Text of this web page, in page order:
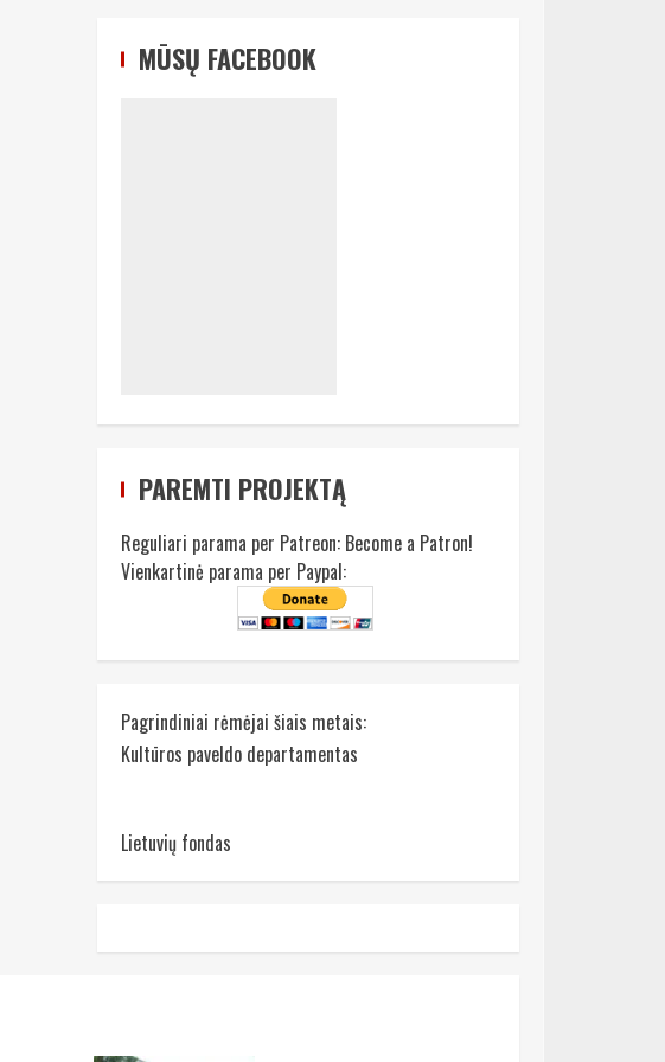
MŪSŲ FACEBOOK
PAREMTI PROJEKTĄ
Reguliari parama per Patreon: Become a Patron!
Vienkartinė parama per Paypal:
Pagrindiniai rėmėjai šiais metais:
Kultūros paveldo departamentas
Lietuvių fondas